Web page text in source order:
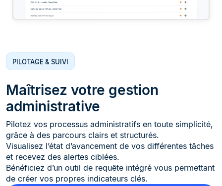
PILOTAGE & SUIVI
Maîtrisez votre gestion
administrative
Pilotez vos processus administratifs en toute simplicité,
grâce à des parcours clairs et structurés.
Visualisez l’état d’avancement de vos différentes tâches
et recevez des alertes ciblées.
Bénéficiez d’un outil de requête intégré vous permettant
de créer vos propres indicateurs clés.